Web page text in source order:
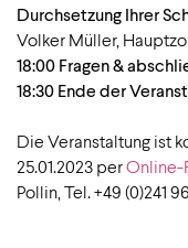
Durchsetzung Ihrer
Volker Müller,
18:00 Fragen &
18:30 Ende der
Die Veranstaltung ist
25.01.2023 perOnline-
Pollin, Tel. +49 (0)241